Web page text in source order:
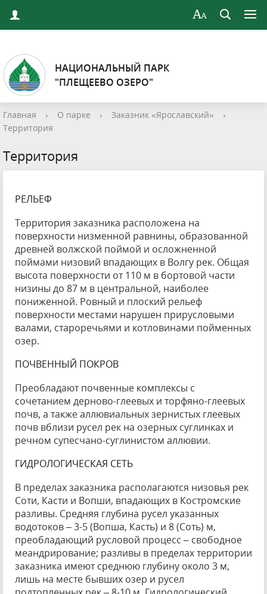
НАЦИОНАЛЬНЫЙ ПАРК
"ПЛЕЩЕЕВО ОЗЕРО"
Главная › О парке › Заказник «Ярославский»
›
Территория
Территория
РЕЛЬЕФ
Территория заказника расположена на
поверхности низменной равнины, образованной
древней волжской поймой и осложненной
поймами низовий впадающих в Волгу рек. Общая
высота поверхности от 110 м в бортовой части
низины до 87 м в центральной, наиболее
пониженной. Ровный и плоский рельеф
поверхности местами нарушен прирусловыми
валами, староречьями и котловинами пойменных
озер.
ПОЧВЕННЫЙ ПОКРОВ
Преобладают почвенные комплексы с
сочетанием дерново-глеевых и торфяно-глеевых
почв, а также аллювиальных зернистых глеевых
почв вблизи русел рек на озерных суглинках и
речном супесчано-суглинистом аллювии.
ГИДРОЛОГИЧЕСКАЯ СЕТЬ
В пределах заказника располагаются низовья рек
Соти, Касти и Вопши, впадающих в Костромские
разливы. Средняя глубина русел указанных
водотоков – 3-5 (Вопша, Касть) и 8 (Соть) м,
преобладающий русловой процесс – свободное
меандрирование; разливы в пределах территории
заказника имеют среднюю глубину около 3 м,
лишь на месте бывших озер и русел